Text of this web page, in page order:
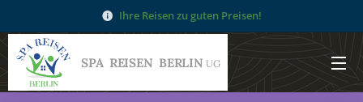
Ihre Reisen zu guten Preisen!
SPA REISENBERLIN UG